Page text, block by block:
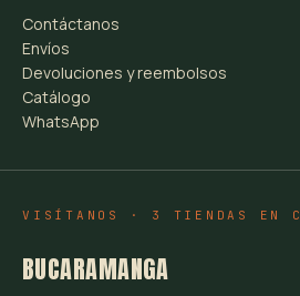
Contáctanos
Envíos
Devoluciones y reembolsos
Catálogo
WhatsApp
VISÍTANOS · 3 TIENDAS EN
BUCARAMANGA